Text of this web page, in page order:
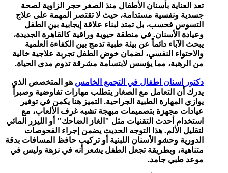
تعد العناية بأسنان الأطفال منذ الصغر حجر الزاوية لصحة
جسدية ونفسية مستدامة، حيث لا تقتصر المهمة على علاج
التسوس فحسب، بل تمتد لبناء علاقة إيجابية بين الطفل
وعيادة الأسنان. في منطقة حيوية وراقية كالقاهرة الجديدة،
يبحث الآباء دائماً عن بيئة طبية تدمج بين الكفاءة العلمية
والاحتواء النفسي، لضمان خوض الطفل تجربة علاجية خالية
من الرهبة، مما يؤسس لابتسامة مشرقة تدوم مدى الحياة.
دكتور اسنان اطفال في التجمع الخامس هو المتخصص الذي
يدرك أن التعامل مع الصغار يتطلب مهارات تفاوضية وصبراً
يوازي المهارة الطبية الجراحية. التميز هنا يكمن في توفير
عيادات مجهزة بتصميمات مبهجة تشبه غرف الألعاب، مع
استخدام أحدث التقنيات مثل "الغاز الضاحك" أو الليزر المائي
لتقليل الألم. هذا التوجه الحديث يضمن إجراء الفحوصات
الدورية وحشو الأسنان اللبنية أو تركيب حافظ المسافات بدقة
متناهية، وبطريقة تجعل الطفل يشعر أنه في نزهة وليس في
موعد طبي جامد.